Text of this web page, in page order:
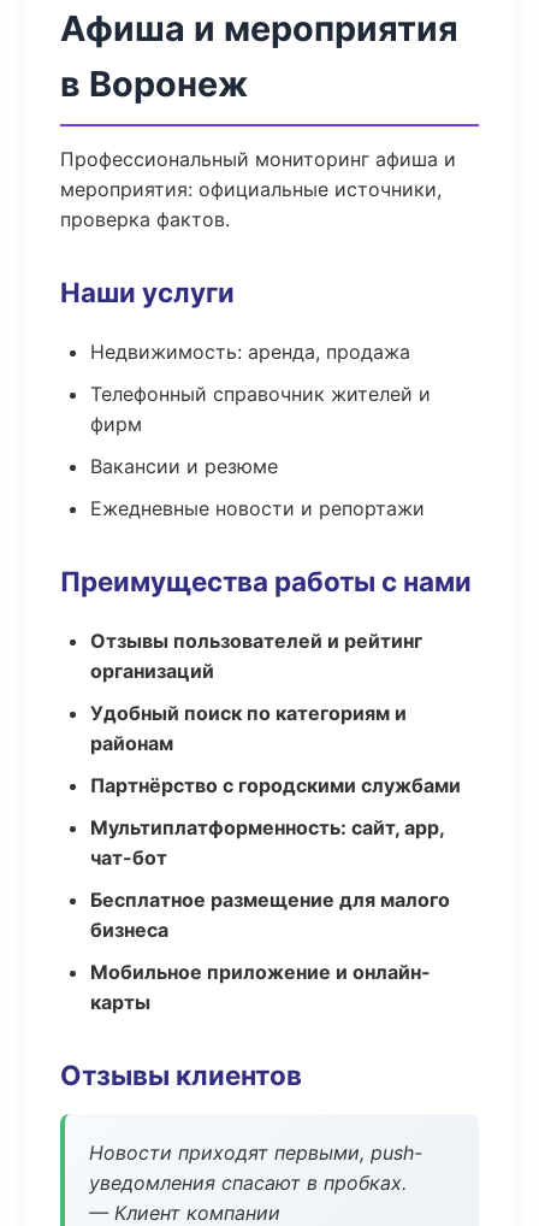
Афиша и мероприятия
в Воронеж
Профессиональный мониторинг афиша и
мероприятия: официальные источники,
проверка фактов.
Наши услуги
Недвижимость: аренда, продажа
Телефонный справочник жителей и
фирм
Вакансии и резюме
Ежедневные новости и репортажи
Преимущества работы с нами
Отзывы пользователей и рейтинг
организаций
Удобный поиск по категориям и
районам
Партнёрство с городскими службами
Мультиплатформенность: сайт, app,
чат-бот
Бесплатное размещение для малого
бизнеса
Мобильное приложение и онлайн-
карты
Отзывы клиентов
Новости приходят первыми, push-
уведомления спасают в пробках.
— Клиент компании